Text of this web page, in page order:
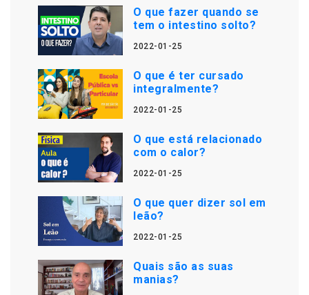
O que fazer quando se
tem o intestino solto?
2022-01-25
O que é ter cursado
integralmente?
2022-01-25
O que está relacionado
com o calor?
2022-01-25
O que quer dizer sol em
leão?
2022-01-25
Quais são as suas
manias?